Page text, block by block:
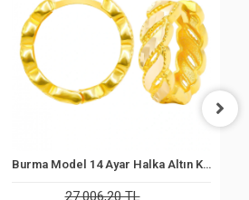
Sepete Ekle
Burma Model 14 Ayar Halka Altın Küpe
27.006,20 TL